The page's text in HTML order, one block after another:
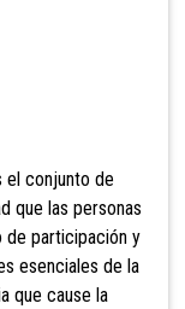
conjunto de
que las personas
de participación y
esenciales de la
que cause la